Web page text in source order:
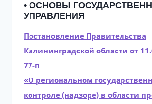
• ОСНОВЫ
УПРАВЛЕНИЯ
Постановление Правительства
Калининградской области от
77-п
«О региональном
контроле (надзоре) в области